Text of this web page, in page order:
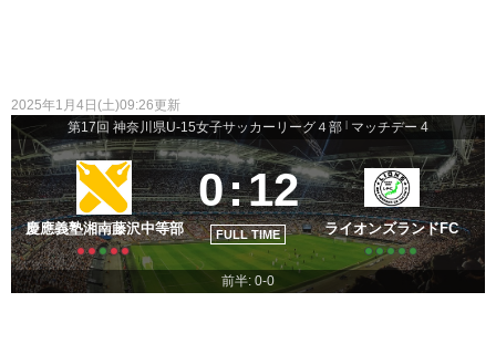
2025年1月4日(土)09:26更新
第17回 神奈川県U-15女子サッカーリーグ４部
マッチデー 4
慶應義塾湘南藤沢中等部
0:12
FULL TIME ライオンズランドFC
前半: 0-0